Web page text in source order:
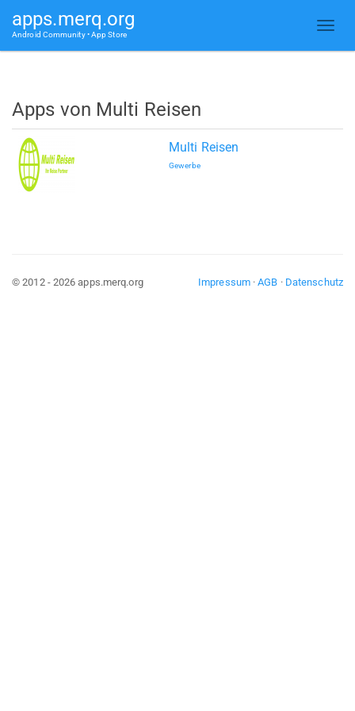
apps.merq.org
Android Community • App Store
Apps von Multi Reisen
Multi Reisen
Gewerbe
Impressum·AGB · Datenschutz
© 2012 - 2026 apps.merq.org